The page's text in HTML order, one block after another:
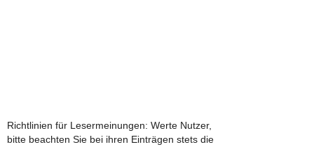
Richtlinien für Lesermeinungen: Werte Nutzer,
bitte beachten Sie bei ihren Einträgen stets die